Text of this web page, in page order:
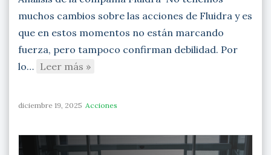
muchos cambios sobre las acciones de Fluidra y es
que en estos momentos no están marcando
fuerza, pero tampoco confirman debilidad. Por
lo… Leer más »
diciembre 19, 2025 Acciones